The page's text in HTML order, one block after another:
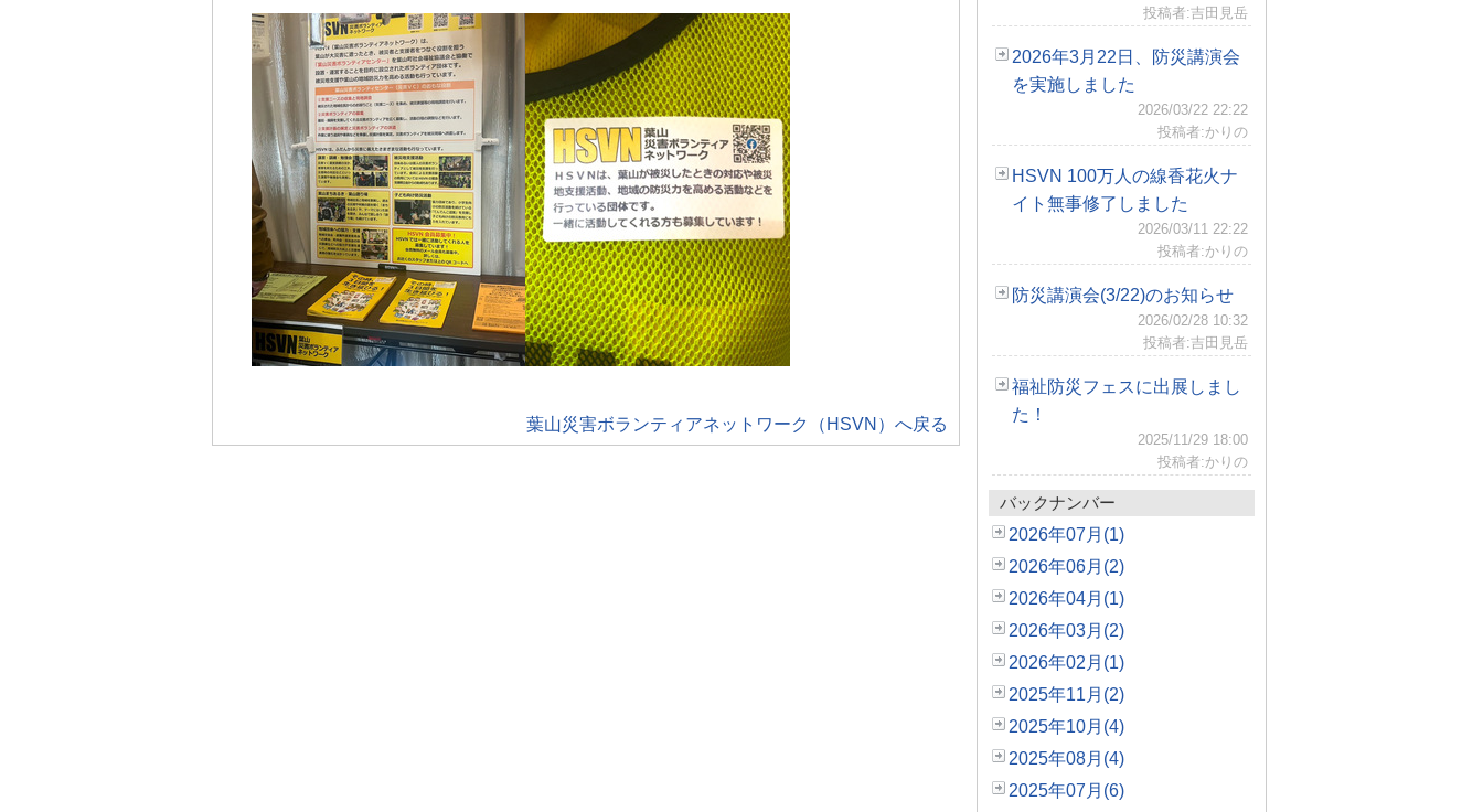
葉山災害ボランティアネットワーク（HSVN）へ戻る
投稿者:吉田見岳
2026年3月22日、防災講演会
を実施しました
2026/03/22 22:22
投稿者:かりの
HSVN 100万人の線香花火ナ
イト無事修了しました
2026/03/11 22:22
投稿者:かりの
防災講演会(3/22)のお知らせ
2026/02/28 10:32
投稿者:吉田見岳
福祉防災フェスに出展しまし
た！
2025/11/29 18:00
投稿者:かりの
バックナンバー
2026年07月(1)
2026年06月(2)
2026年04月(1)
2026年03月(2)
2026年02月(1)
2025年11月(2)
2025年10月(4)
2025年08月(4)
2025年07月(6)